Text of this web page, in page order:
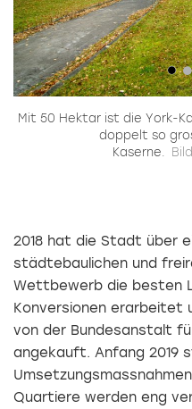
Mit 50 Hektar ist die York-
doppelt so
Kaserne.
2018 hat die Stadt über
städtebaulichen und
Wettbewerb die besten
Konversionen erarbeitet
von der Bundesanstalt
angekauft. Anfang
Quartiere werden eng